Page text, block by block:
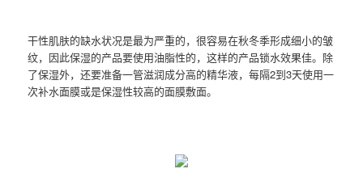
干性肌肤的缺水状况是最为严重的，很容易在秋冬季形成细小的皱
纹，因此保湿的产品要使用油脂性的，这样的产品锁水效果佳。除
了保湿外，还要准备一管滋润成分高的精华液，每隔2到3天使用一
次补水面膜或是保湿性较高的面膜敷面。